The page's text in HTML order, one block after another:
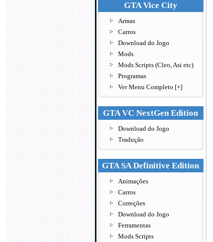
GTA Vice City
Armas
Carros
Download do Jogo
Mods
Mods Scripts (Cleo, Asi etc)
Programas
Ver Menu Completo [+]
GTA VC NextGen Edition
Download do Jogo
Tradução
GTA SA Definitive Edition
Animações
Carros
Correções
Download do Jogo
Ferramentas
Mods Scripts